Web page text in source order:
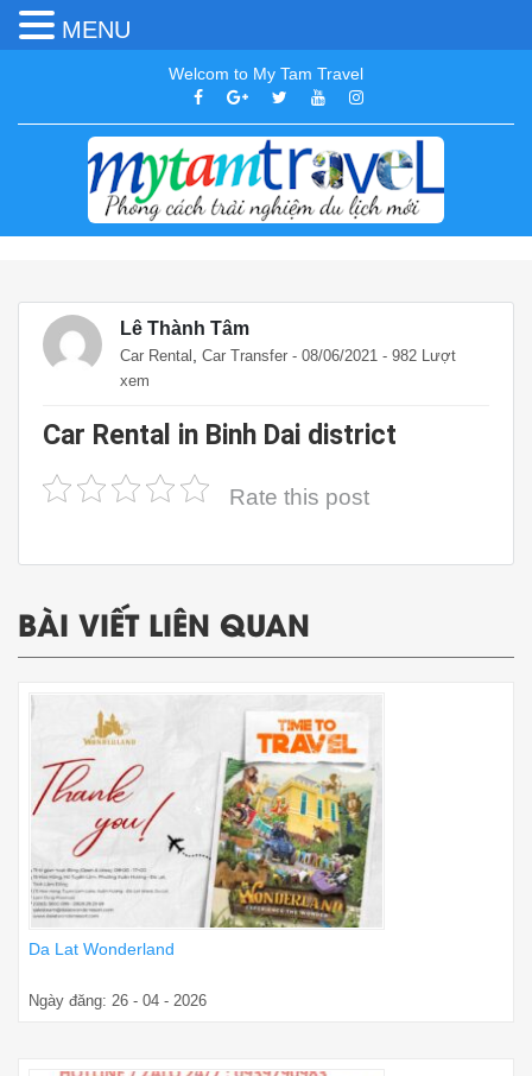
Welcom to My Tam Travel
Lê Thành Tâm
Car Rental Car Transfer - 08/06/2021 - 982 Lượt
xem
Car Rental in Binh Dai district
Rate this post
BÀI VIẾT LIÊN QUAN
Da Lat Wonderland
Ngày đăng: 26 - 04 - 2026
MENU